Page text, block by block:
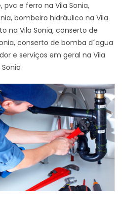
pvc e ferro na Vila Sonia,
bombeiro hidráulico na Vila
na Vila Sonia, conserto de
conserto de bomba d´agua
e serviços em geral na Vila
Sonia